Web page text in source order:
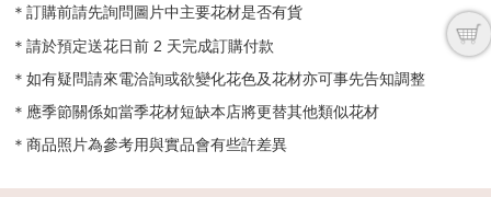
＊訂購前請先詢問圖片中主要花材是否有貨
＊請於預定送花日前 2 天完成訂購付款
＊如有疑問請來電洽詢或欲變化花色及花材亦可事先告知調整
＊應季節關係如當季花材短缺本店將更替其他類似花材
＊商品照片為參考用與實品會有些許差異